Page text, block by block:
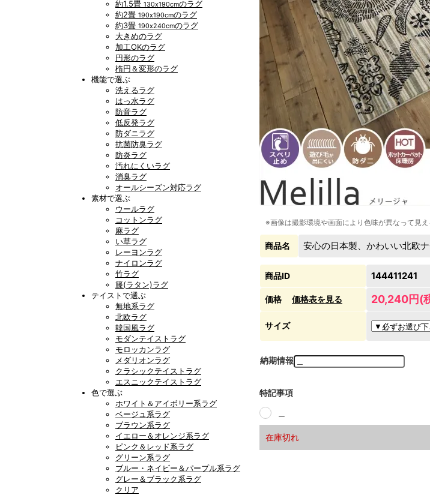
約1.5畳 130x190cmのラグ
約2畳 190x190cmのラグ
約3畳 190x240cmのラグ
大きめのラグ
加工OKのラグ
円形のラグ
楕円＆変形のラグ
機能で選ぶ
洗えるラグ
はっ水ラグ
防音ラグ
低反発ラグ
防ダニラグ
抗菌防臭ラグ
防炎ラグ
汚れにくいラグ
消臭ラグ
オールシーズン対応ラグ
素材で選ぶ
ウールラグ
コットンラグ
麻ラグ
い草ラグ
レーヨンラグ
ナイロンラグ
竹ラグ
籐(ラタン)ラグ
テイストで選ぶ
無地系ラグ
北欧ラグ
韓国風ラグ
モダンテイストラグ
モロッカンラグ
メダリオンラグ
クラシックテイストラグ
エスニックテイストラグ
色で選ぶ
ホワイト＆アイボリー系ラグ
ベージュ系ラグ
ブラウン系ラグ
イエロー＆オレンジ系ラグ
ピンク＆レッド系ラグ
グリーン系ラグ
ブルー・ネイビー＆パープル系ラグ
グレー＆ブラック系ラグ
クリア
※画像は撮影環境や画面により色味が異なって見
商品名 安心の日本製、かわいい北欧
商品ID 144411241
価格 価格表を見る 20,240円(
サイズ
納期情報
特記事項
在庫切れ